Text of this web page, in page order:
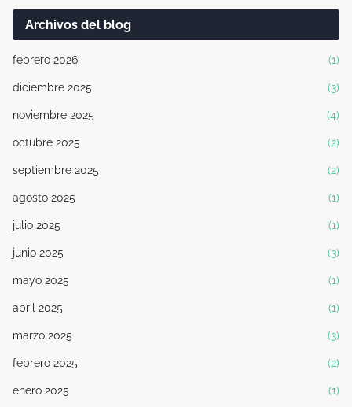
Archivos del blog
febrero 2026 (1)
diciembre 2025 (3)
noviembre 2025 (4)
octubre 2025 (2)
septiembre 2025 (2)
agosto 2025 (1)
julio 2025 (1)
junio 2025 (3)
mayo 2025 (1)
abril 2025 (1)
marzo 2025 (3)
febrero 2025 (2)
enero 2025 (1)